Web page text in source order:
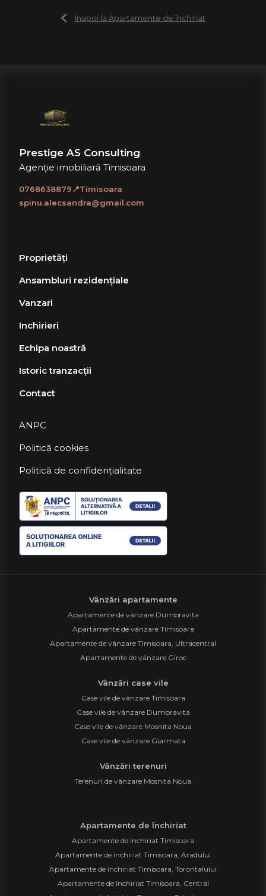
Înapoi la Apartamente de închiriat
Prestige AS Consulting
Agenție imobiliară Timisoara
0768638879📍Timisoara
spinu.alecsandra@gmail.com
Proprietăți
Ansambluri rezidențiale
Vanzari
Inchirieri
Echipa noastră
Istoric tranzacții
Contact
ANPC
Politică cookies
Politică de confidențialitate
Vânzări apartamente
Apartamente de vânzare Dumbravita
Apartamente de vânzare Timisoara
Apartamente de vânzare Timisoara, Ultracentral
Apartamente de vânzare Giroc
Vânzări case vile
Case vile de vânzare Timisoara
Case vile de vânzare Dumbravita
Case vile de vânzare Mosnita Noua
Case vile de vânzare Giarmata
Vânzări terenuri
Terenuri de vânzare Mosnita Noua
Apartamente de închiriat
Apartamente de închiriat Timisoara
Apartamente de închiriat Timisoara, Aradului
Apartamente de închiriat Timisoara, Torontalului
Apartamente de închiriat Timisoara, Central